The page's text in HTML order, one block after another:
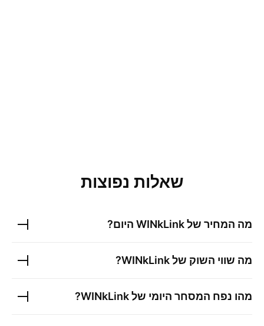
שאלות נפוצות
מה המחיר שלWINkLink היום?
מה שווי השוק שלWINkLink
?
מהו נפח המסחר היומי שלWINkLink
?